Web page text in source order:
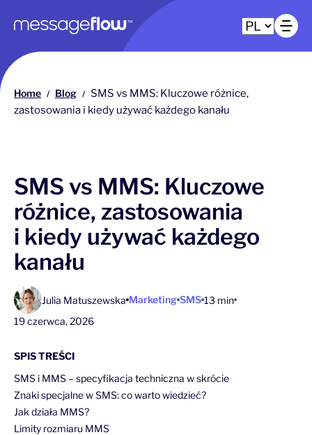
Główna nawigacja
Home / Blog / SMS vs MMS: Kluczowe różnice,
zastosowania i kiedy używać każdego kanału
SMS vs MMS: Kluczowe
różnice, zastosowania
i kiedy używać każdego
kanału
Julia Matuszewska Marketing SMS 13 min
19 czerwca, 2026
SPIS TREŚCI
SMS i MMS – specyfikacja techniczna w skrócie
Znaki specjalne w SMS: co warto wiedzieć?
Jak działa MMS?
Limity rozmiaru MMS